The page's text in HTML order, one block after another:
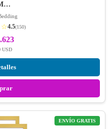
4.5(150)
USD
ENVÍO GRATIS